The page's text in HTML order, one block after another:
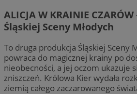
ALICJA W KRAINIE
Śląskiej Sceny Młodych
To druga produkcja Śląskiej Sceny
powraca do magicznej krainy po
nieobecności, a jej oczom ukazuje
zniszczeń. Królowa Kier wydała
ziemią całego zaczarowanego